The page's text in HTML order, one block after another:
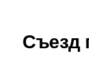
Съезд